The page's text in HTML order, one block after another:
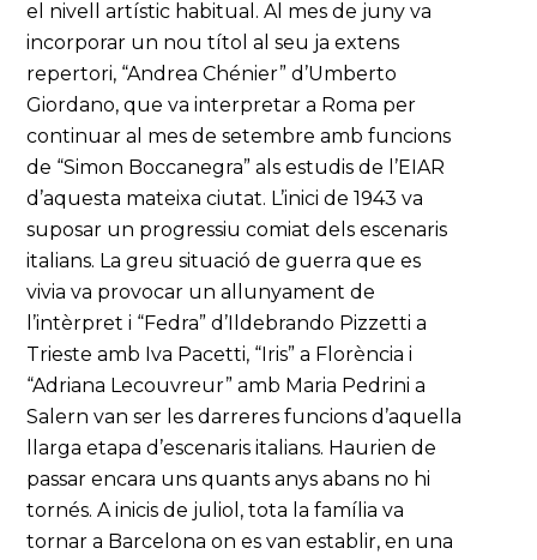
el nivell artístic habitual. Al mes de juny va
incorporar un nou títol al seu ja extens
repertori, “Andrea Chénier” d’Umberto
Giordano, que va interpretar a Roma per
continuar al mes de setembre amb funcions
de “Simon Boccanegra” als estudis de l’EIAR
d’aquesta mateixa ciutat. L’inici de 1943 va
suposar un progressiu comiat dels escenaris
italians. La greu situació de guerra que es
vivia va provocar un allunyament de
l’intèrpret i “Fedra” d’Ildebrando Pizzetti a
Trieste amb Iva Pacetti, “Iris” a Florència i
“Adriana Lecouvreur” amb Maria Pedrini a
Salern van ser les darreres funcions d’aquella
llarga etapa d’escenaris italians. Haurien de
passar encara uns quants anys abans no hi
tornés. A inicis de juliol, tota la família va
tornar a Barcelona on es van establir, en una